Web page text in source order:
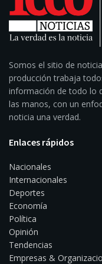
Somos el sitio de
producción trabaja
información de todo lo
las manos, con un
noticia una verdad.
Enlaces rápidos
Nacionales
Internacionales
Deportes
Economía
Política
Opinión
Tendencias
Empresas &